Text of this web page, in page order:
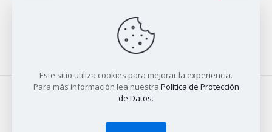
© 2025 COALICO | Diseño
Este sitio utiliza cookies para mejorar la experiencia.
Para más información lea nuestra Política de Protección
de Datos.